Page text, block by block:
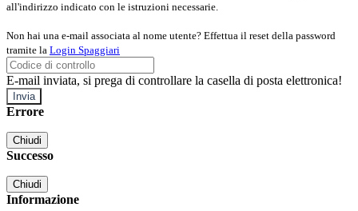
all'indirizzo indicato con le istruzioni necessarie.
Non hai una e-mail associata al nome utente? Effettua il reset della password
tramite la Login Spaggiari
E-mail inviata, si prega di controllare la casella di posta elettronica!
Errore
Chiudi
Successo
Chiudi
Informazione